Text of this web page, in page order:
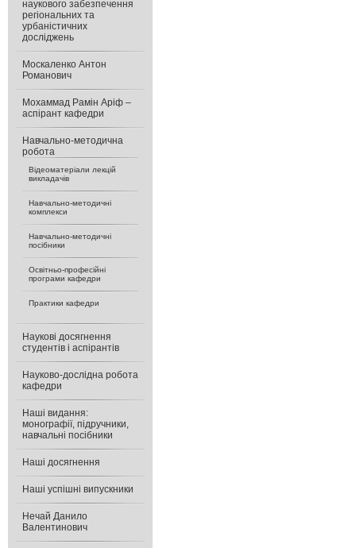
наукового забезпечення
регіональних та
урбаністичних
досліджень
Москаленко Антон
Романович
Мохаммад Рамін Аріф –
аспірант кафедри
Навчально-методична
робота
Відеоматеріали лекцій
викладачів
Навчально-методичні
комплекси
Навчально-методичні
посібники
Освітньо-професійні
програми кафедри
Практики кафедри
Наукові досягнення
студентів і аспірантів
Науково-дослідна робота
кафедри
Наші видання:
монографії, підручники,
навчальні посібники
Наші досягнення
Наші успішні випускники
Нечай Данило
Валентинович